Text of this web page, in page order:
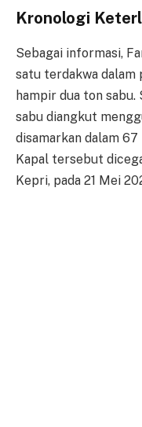
Kronologi
Sebagai informasi,
satu terdakwa dalam
hampir dua ton sabu.
sabu diangkut
disamarkan dalam
Kapal tersebut
Kepri, pada 21 Mei